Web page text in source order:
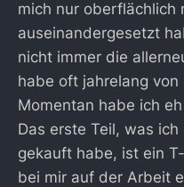
mich nur oberflächlich
auseinandergesetzt
nicht immer die
habe oft jahrelang
Momentan habe ich
Das erste Teil, was
gekauft habe, ist ein
bei mir auf der Arbeit